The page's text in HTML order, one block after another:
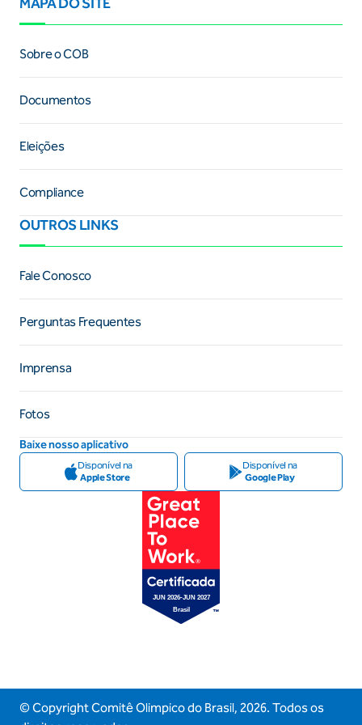
Sobre o COB
Documentos
Eleições
Compliance
OUTROS LINKS
Fale Conosco
Perguntas Frequentes
Imprensa
Fotos
Baixe nosso aplicativo
Disponível na
Apple Store
Disponível na
Google Play
© Copyright Comitê Olimpico do Brasil, 2026. Todos os